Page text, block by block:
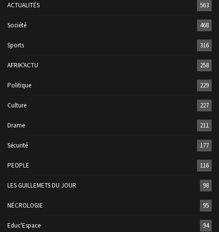
ACTUALITÉS 563
Société 468
Sports 316
AFRIK'ACTU 258
Politique 229
Culture 227
Drame 211
Sécurité 177
PEOPLE 116
LES GUILLEMETS DU JOUR 98
NÉCROLOGIE 95
Educ'Espace 94